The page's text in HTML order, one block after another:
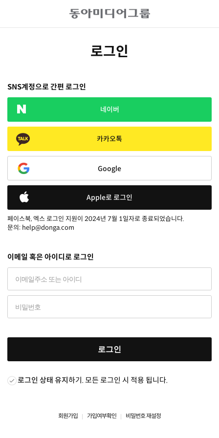
로그인
SNS계정으로 간편 로그인
네이버
카카오톡
Google
Apple로 로그인
페이스북, 엑스 로그인 지원이 2024년 7월 1일자로 종료되었습니다.
문의: help@donga.com
이메일 혹은 아이디로 로그인
로그인
로그인 상태 유지하기. 모든 로그인 시 적용 됩니다.
회원가입 가입여부확인 비밀번호 재설정